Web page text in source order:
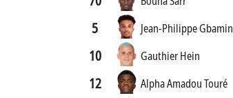
5 Jean-Philippe Gbamin
10 Gauthier Hein
12 Alpha Amadou Touré